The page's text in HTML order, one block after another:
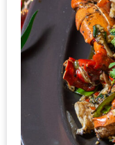
ปิ้ง
มาร์ช
เมล
โล่
พร้อม
ชิม
และ
ช้อป